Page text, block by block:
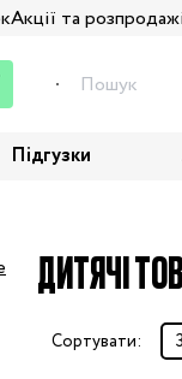
Акції та
піджаки
та світшоти
Підгузки
ДИТЯЧІ
Сортувати: